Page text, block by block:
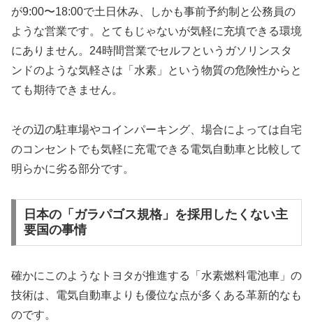
が9:00〜18:00で土日休み、しかも事前予約制と公務員の
ような営業です。とてもじゃないが気軽に充填できる環境
にありません。24時間営業でセルフというガソリンスタ
ンドのような気軽さは「水素」という物質の危険性からと
ても期待できません。
その辺の駐車場やコインパーキング、場合によっては自宅
のコンセントでも気軽に充電できる電気自動車と比較して
明らかに劣る部分です。
日本の「ガラパゴス規格」を採用したくない主
要国の事情
確かにこのようなトヨタが推進する「水素燃料電池車」の
技術は、電気自動車よりも優位な点が多くある革新的なも
のです。